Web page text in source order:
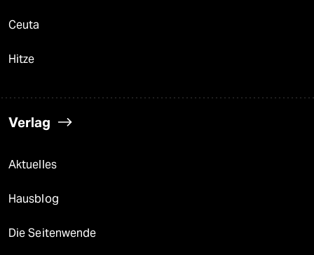
Ceuta
Hitze
Verlag
Aktuelles
Hausblog
Die Seitenwende